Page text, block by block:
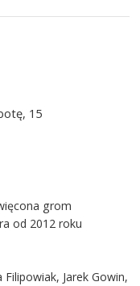
15
grom
od 2012 roku
Jarek Gowin,